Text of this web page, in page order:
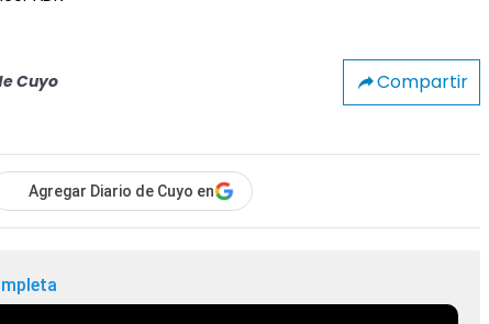
Cuyo Compartir
Agregar Diario de Cuyo en